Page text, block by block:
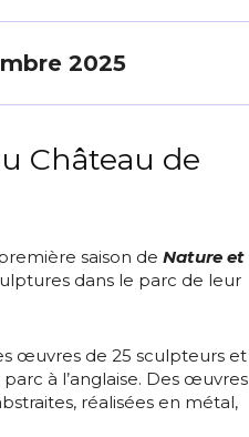
2025
Château de
saison de Nature et
dans le parc de leur
œuvres de 25 sculpteurs et
parc à l’anglaise. Des œuvres
réalisées en métal,